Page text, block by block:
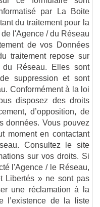
par La Boite
du traitement pour la
l'Agence / du Réseau
de vos Données
traitement repose sur
Réseau. Elles sont
suppression et sont
Conformément à la loi
disposez des droits
d’opposition, de
données. Vous pouvez
moment en contactant
Consultez le site
sur vos droits. Si
l'Agence / le Réseau,
Libertés » ne sont pas
une réclamation à la
l’existence de la liste